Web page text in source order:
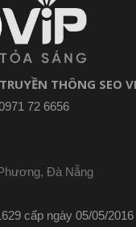
THÔNG SEO
72 6656
Đà Nẵng
cấp ngày 05/05/